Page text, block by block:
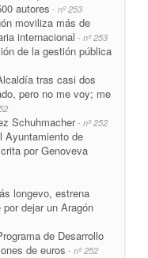
autores - nº 253
moviliza más de
internacional - nº 253
de la gestión pública
tras casi dos
pero no me voy; me
Schuhmacher- nº 252
Ayuntamiento de
por Genoveva
longevo, estrena
dejar un Aragón
de Desarrollo
de euros - nº 252